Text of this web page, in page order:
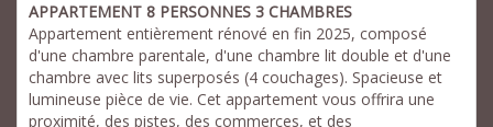
APPARTEMENT 8 PERSONNES 3 CHAMBRES
Appartement entièrement rénové en fin 2025, composé
d'une chambre parentale, d'une chambre lit double et d'une
chambre avec lits superposés (4 couchages). Spacieuse et
lumineuse pièce de vie. Cet appartement vous offrira une
proximité, des pistes, des commerces, et des